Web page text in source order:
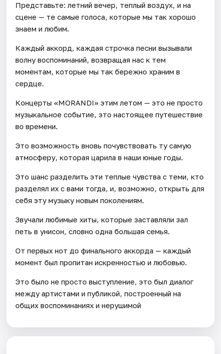
Представьте: летний вечер, теплый воздух, и на
сцене — те самые голоса, которые мы так хорошо
знаем и любим.
Каждый аккорд, каждая строчка песни вызывали
волну воспоминаний, возвращая нас к тем
моментам, которые мы так бережно храним в
сердце.
Концерты «MORANDI» этим летом — это не просто
музыкальное событие, это настоящее путешествие
во времени.
Это возможность вновь почувствовать ту самую
атмосферу, которая царила в наши юные годы.
Это шанс разделить эти теплые чувства с теми, кто
разделял их с вами тогда, и, возможно, открыть для
себя эту музыку новым поколениям.
Звучали любимые хиты, которые заставляли зал
петь в унисон, словно одна большая семья.
От первых нот до финального аккорда — каждый
момент был пропитан искренностью и любовью.
Это было не просто выступление, это был диалог
между артистами и публикой, построенный на
общих воспоминаниях и нерушимой